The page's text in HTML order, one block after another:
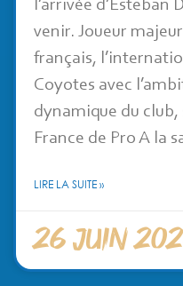
l’arrivée d’Esteban
venir. Joueur
français,
Coyotes avec
dynamique du club,
France de Pro A la
LIRE LA SUITE »
26 juin